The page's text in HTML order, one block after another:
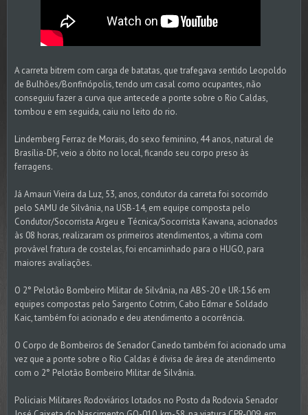
A carreta bitrem com carga de batatas, que trafegava sentido Leopoldo
de Bulhões/Bonfinópolis, tendo um casal como ocupantes, não
conseguiu fazer a curva que antecede a ponte sobre o Rio Caldas,
tombou e em seguida, caiu no leito do rio.
Lindemberg Ferraz de Morais, do sexo feminino, 44 anos, natural de
Brasília-DF, veio a óbito no local, ficando seu corpo preso às
ferragens.
Já Amauri Vieira da Luz, 53, anos, condutor da carreta foi socorrido
pelo SAMU de Silvânia, na USB-14, em equipe composta pelo
Condutor/Socorrista Argeu e Técnica/Socorrista Kawana, acionados
às 08 horas, realizaram os primeiros atendimentos, a vítima com
provável fratura de costelas, foi encaminhado para o HUGO, para
maiores avaliações.
O 2° Pelotão Bombeiro Militar de Silvânia, na ABS-20 e UR-156 em
equipes compostas pelo Sargento Cotrim, Cabo Edmar e Soldado
Kaic, também foi acionado e deu atendimento a ocorrência.
O Corpo de Bombeiros de Senador Canedo também foi acionado uma
vez que a ponte sobre o Rio Caldas é divisa de área de atendimento
com o 2° Pelotão Bombeiro Militar de Silvânia.
Policiais Militares Rodoviários lotados no Posto da Rodovia Senador